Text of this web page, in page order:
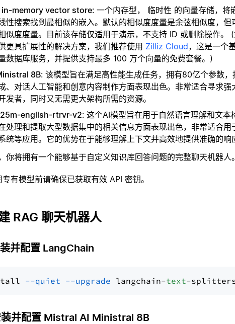
in-memory vector store: 一个内存型， 临时性 的向量存储，将
性搜索找到最相似的嵌入。默认的相似度度量是余弦相似度，
似度度量。目前该存储仅适用于演示，不支持 ID 或删除操作。
更具扩展性的解决方案，我们推荐使用 Zilliz Cloud，这是一个
数据库服务，并提供支持最多 100 万个向量的免费套餐。)
8B: 该模型旨在满足高性能生成任务，拥有80亿个参数，
、对话人工智能和创意内容制作方面表现出色。非常适合寻求
发者，同时又无需更大架构所需的资源。
english-rtrvr-v2: 这个AI模型旨在用于自然语言理解和文本
处理和提取大型数据集中的相关信息方面表现出色，非常适合
统等应用。它的优势在于能够理解上下文并高效地提供准确的响
你将拥有一个能够基于自定义知识库回答问题的完整聊天机器人。
专有模型前请确保已获取有效 API 密钥。
RAG 聊天机器人
并配置 LangChain
--quiet --upgrade langchain-text
装并配置 Mistral AI Ministral 8B